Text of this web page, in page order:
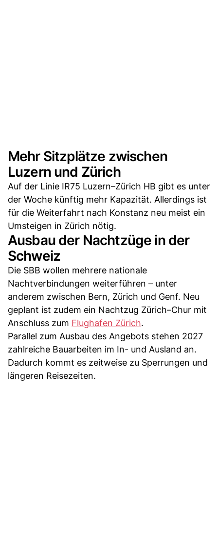
Mehr Sitzplätze zwischen
Luzern und Zürich
Auf der Linie IR75 Luzern–Zürich HB gibt es unter
der Woche künftig mehr Kapazität. Allerdings ist
für die Weiterfahrt nach Konstanz neu meist ein
Umsteigen in Zürich nötig.
Ausbau der Nachtzüge in der
Schweiz
Die SBB wollen mehrere nationale
Nachtverbindungen weiterführen – unter
anderem zwischen Bern, Zürich und Genf. Neu
geplant ist zudem ein Nachtzug Zürich–Chur mit
Anschluss zum Flughafen Zürich.
Parallel zum Ausbau des Angebots stehen 2027
zahlreiche Bauarbeiten im In- und Ausland an.
Dadurch kommt es zeitweise zu Sperrungen und
längeren Reisezeiten.